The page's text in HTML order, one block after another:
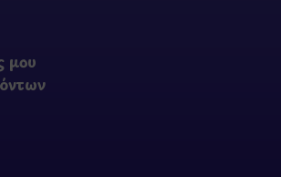
μου